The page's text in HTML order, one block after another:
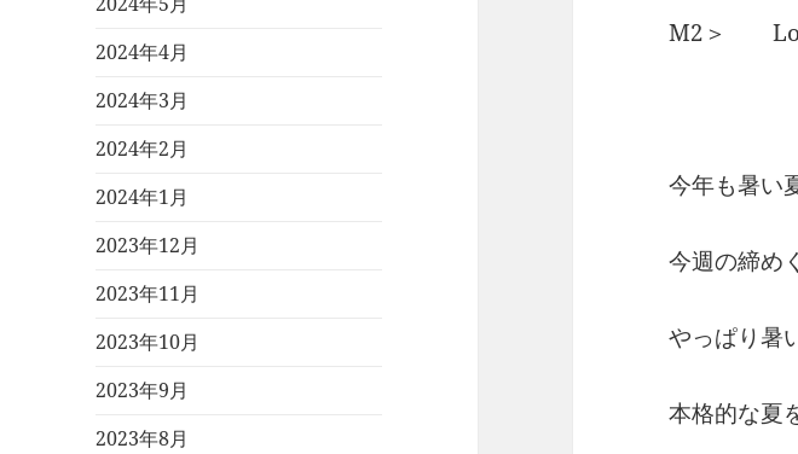
2024年4月
2024年3月
2024年2月
2024年1月
2023年12月
2023年11月
2023年10月
2023年9月
2023年8月
M2＞
今年も暑い
今週の締め
やっぱり暑
本格的な夏